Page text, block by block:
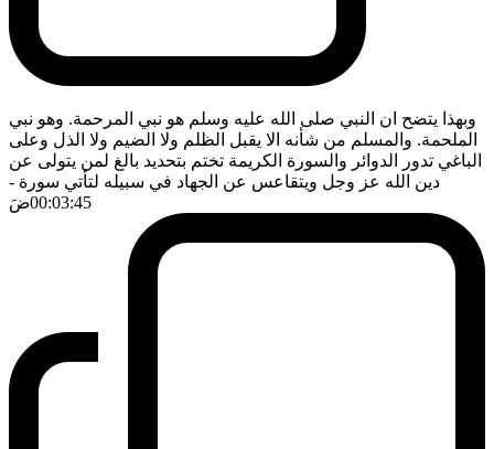
وبهذا يتضح ان النبي صلى الله عليه وسلم هو نبي المرحمة. وهو نبي
الملحمة. والمسلم من شأنه الا يقبل الظلم ولا الضيم ولا الذل وعلى
الباغي تدور الدوائر والسورة الكريمة تختم بتحديد بالغ لمن يتولى عن
دين الله عز وجل ويتقاعس عن الجهاد في سبيله لتأتي سورة -
00:03:45ضَ